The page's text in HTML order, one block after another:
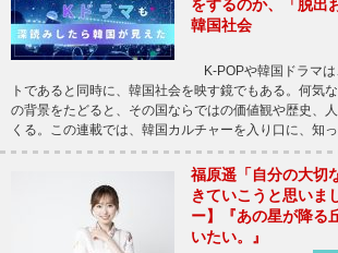
をするのか、「脱出
韓国社会
K-POPや韓国ドラマ
トであると同時に、韓国社会を映す鏡でもある。何気
の背景をたどると、その国ならではの価値観や歴史、
くる。この連載では、韓国カルチャーを入り口に、知
福原遥「自分の大切
きていこうと思いま
ー】『あの星が降る
いたい。』